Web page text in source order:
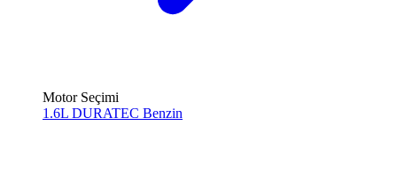
Motor Seçimi
1.6L DURATEC Benzin